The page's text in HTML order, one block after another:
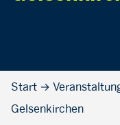
Start →
Gelsenkirchen